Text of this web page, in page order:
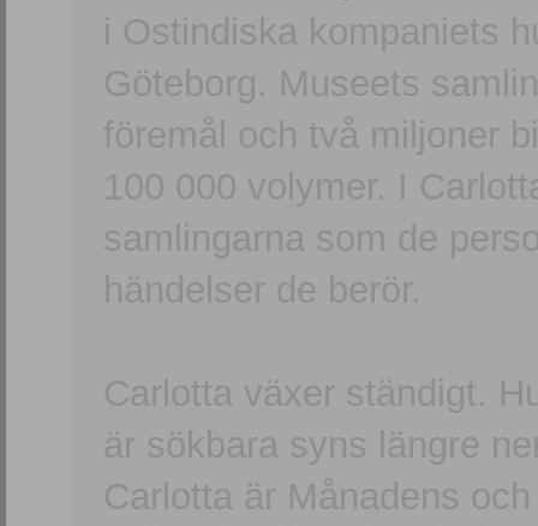
i Ostindiska kompaniets
Göteborg. Museets
föremål och två miljoner
100 000 volymer. I
samlingarna som de
händelser de berör.
Carlotta växer ständigt.
är sökbara syns längre
Carlotta är Månadens